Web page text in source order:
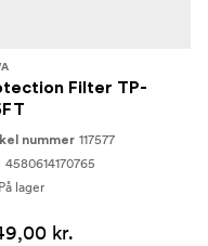
Filter TP-
nummer 117577
4580614170765
På lager
kr.